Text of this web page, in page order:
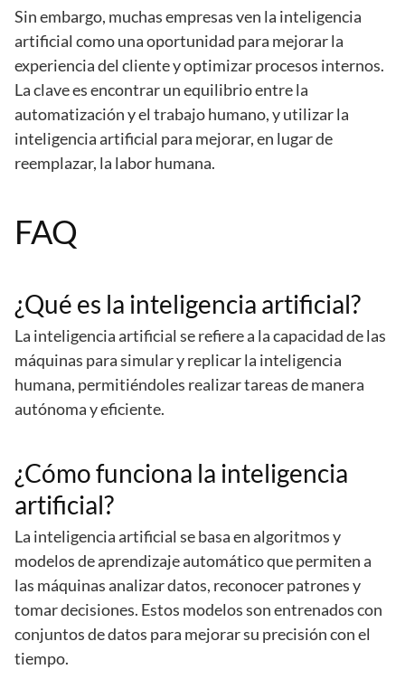
Sin embargo, muchas empresas ven la inteligencia
artificial como una oportunidad para mejorar la
experiencia del cliente y optimizar procesos internos.
La clave es encontrar un equilibrio entre la
automatización y el trabajo humano, y utilizar la
inteligencia artificial para mejorar, en lugar de
reemplazar, la labor humana.
FAQ
¿Qué es la inteligencia artificial?
La inteligencia artificial se refiere a la capacidad de las
máquinas para simular y replicar la inteligencia
humana, permitiéndoles realizar tareas de manera
autónoma y eficiente.
¿Cómo funciona la inteligencia
artificial?
La inteligencia artificial se basa en algoritmos y
modelos de aprendizaje automático que permiten a
las máquinas analizar datos, reconocer patrones y
tomar decisiones. Estos modelos son entrenados con
conjuntos de datos para mejorar su precisión con el
tiempo.